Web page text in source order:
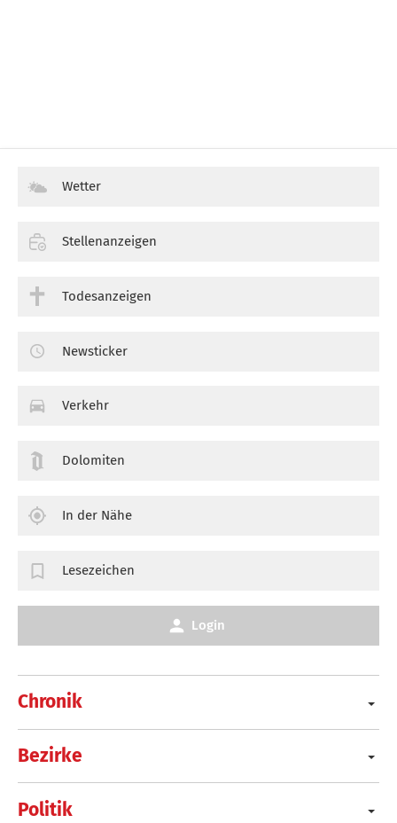
Chronik
Bezirke
Politik
Wetter
Stellenanzeigen
Todesanzeigen
Newsticker
Verkehr
Dolomiten
In der Nähe
Lesezeichen
Login